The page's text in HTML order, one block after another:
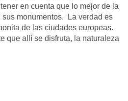
en cuenta que lo mejor de la
monumentos. La verdad es
de las ciudades europeas.
que allí se disfruta, la naturaleza